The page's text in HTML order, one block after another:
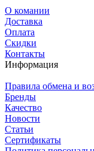
О комании
Доставка
Оплата
Скидки
Контакты
Информация
Правила обмена и
Бренды
Качество
Новости
Статьи
Сертификаты